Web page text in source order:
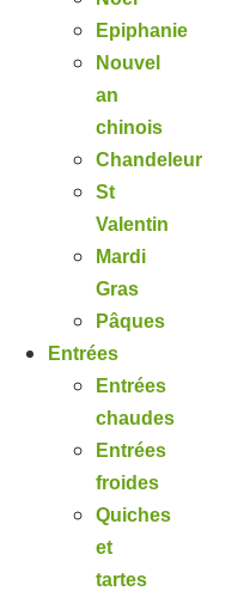
Epiphanie
Nouvel
an
chinois
Chandeleur
St
Valentin
Mardi
Gras
Pâques
Entrées
Entrées
chaudes
Entrées
froides
Quiches
et
tartes